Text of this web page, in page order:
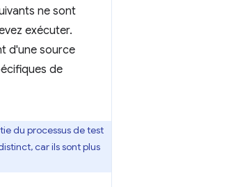
ne sont
exécuter.
d'une source
de
du processus de test
car ils sont plus